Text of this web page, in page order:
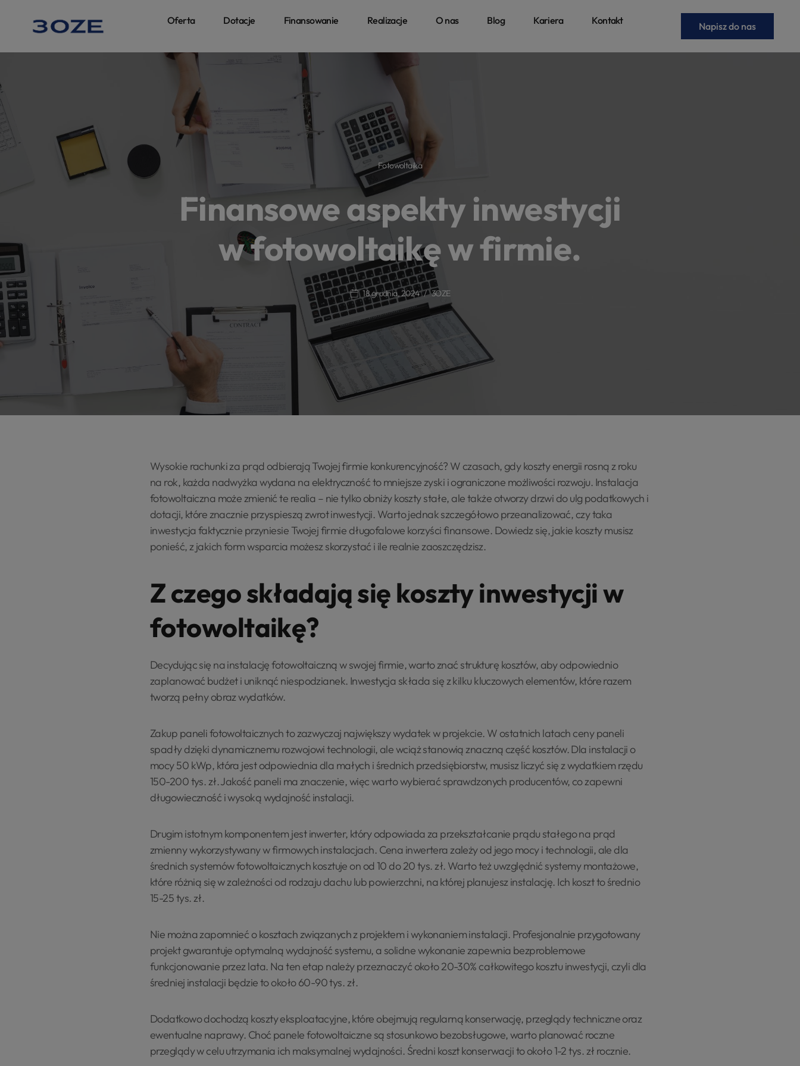
Oferta Dotacje Finansowanie Realizacje O nas Blog Kariera Kontakt Napisz do nas
Fotowoltaika
Finansowe aspekty inwestycji
w fotowoltaikę w firmie.
18 grudnia, 2024 3OZE
Wysokie rachunki za prąd odbierają Twojej firmie konkurencyjność? W czasach, gdy koszty energii rosną z roku
na rok, każda nadwyżka wydana na elektryczność to mniejsze zyski i ograniczone możliwości rozwoju. Instalacja
fotowoltaiczna może zmienić te realia – nie tylko obniży koszty stałe, ale także otworzy drzwi do ulg podatkowych i
dotacji, które znacznie przyspieszą zwrot inwestycji. Warto jednak szczegółowo przeanalizować, czy taka
inwestycja faktycznie przyniesie Twojej firmie długofalowe korzyści finansowe. Dowiedz się, jakie koszty musisz
ponieść, z jakich form wsparcia możesz skorzystać i ile realnie zaoszczędzisz.
Z czego składają się koszty inwestycji w
fotowoltaikę?
Decydując się na instalację fotowoltaiczną w swojej firmie, warto znać strukturę kosztów, aby odpowiednio
zaplanować budżet i uniknąć niespodzianek. Inwestycja składa się z kilku kluczowych elementów, które razem
tworzą pełny obraz wydatków.
Zakup paneli fotowoltaicznych to zazwyczaj największy wydatek w projekcie. W ostatnich latach ceny paneli
spadły dzięki dynamicznemu rozwojowi technologii, ale wciąż stanowią znaczną część kosztów. Dla instalacji o
mocy 50 kWp, która jest odpowiednia dla małych i średnich przedsiębiorstw, musisz liczyć się z wydatkiem rzędu
150-200 tys. zł. Jakość paneli ma znaczenie, więc warto wybierać sprawdzonych producentów, co zapewni
długowieczność i wysoką wydajność instalacji.
Drugim istotnym komponentem jest inwerter, który odpowiada za przekształcanie prądu stałego na prąd
zmienny wykorzystywany w firmowych instalacjach. Cena inwertera zależy od jego mocy i technologii, ale dla
średnich systemów fotowoltaicznych kosztuje on od 10 do 20 tys. zł. Warto też uwzględnić systemy montażowe,
które różnią się w zależności od rodzaju dachu lub powierzchni, na której planujesz instalację. Ich koszt to średnio
15-25 tys. zł.
Nie można zapomnieć o kosztach związanych z projektem i wykonaniem instalacji. Profesjonalnie przygotowany
projekt gwarantuje optymalną wydajność systemu, a solidne wykonanie zapewnia bezproblemowe
funkcjonowanie przez lata. Na ten etap należy przeznaczyć około 20-30% całkowitego kosztu inwestycji, czyli dla
średniej instalacji będzie to około 60-90 tys. zł.
Dodatkowo dochodzą koszty eksploatacyjne, które obejmują regularną konserwację, przeglądy techniczne oraz
ewentualne naprawy. Choć panele fotowoltaiczne są stosunkowo bezobsługowe, warto planować roczne
przeglądy w celu utrzymania ich maksymalnej wydajności. Średni koszt konserwacji to około 1-2 tys. zł rocznie.